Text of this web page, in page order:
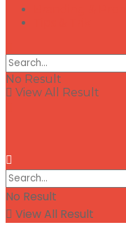
No Result
View All Result
No Result
View All Result